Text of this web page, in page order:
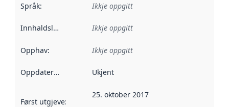
Språk: Ikkje oppgitt
Innhaldsleverandørar :
Ikkje oppgitt
Opphav: Ikkje oppgitt
Oppdateringsfrekvens :
Ukjent
Først utgjeve:
25. oktober 2017